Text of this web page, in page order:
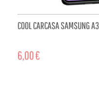
COOL CARCASA SAMSUNG
6,00 €